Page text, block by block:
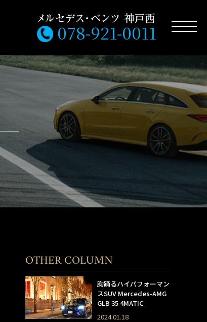
078-921-0011
OTHER COLUMN
胸踊るハイパフォーマン
スSUV Mercedes-AMG
GLB 35 4MATIC
2024.01.18